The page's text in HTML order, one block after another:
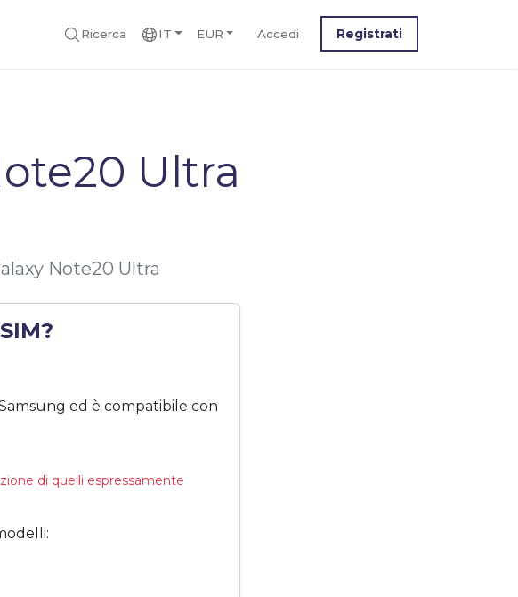
Ricerca IT EUR Accedi Registrati
Ultra
Note20 Ultra
ed è compatibile con
di quelli espressamente